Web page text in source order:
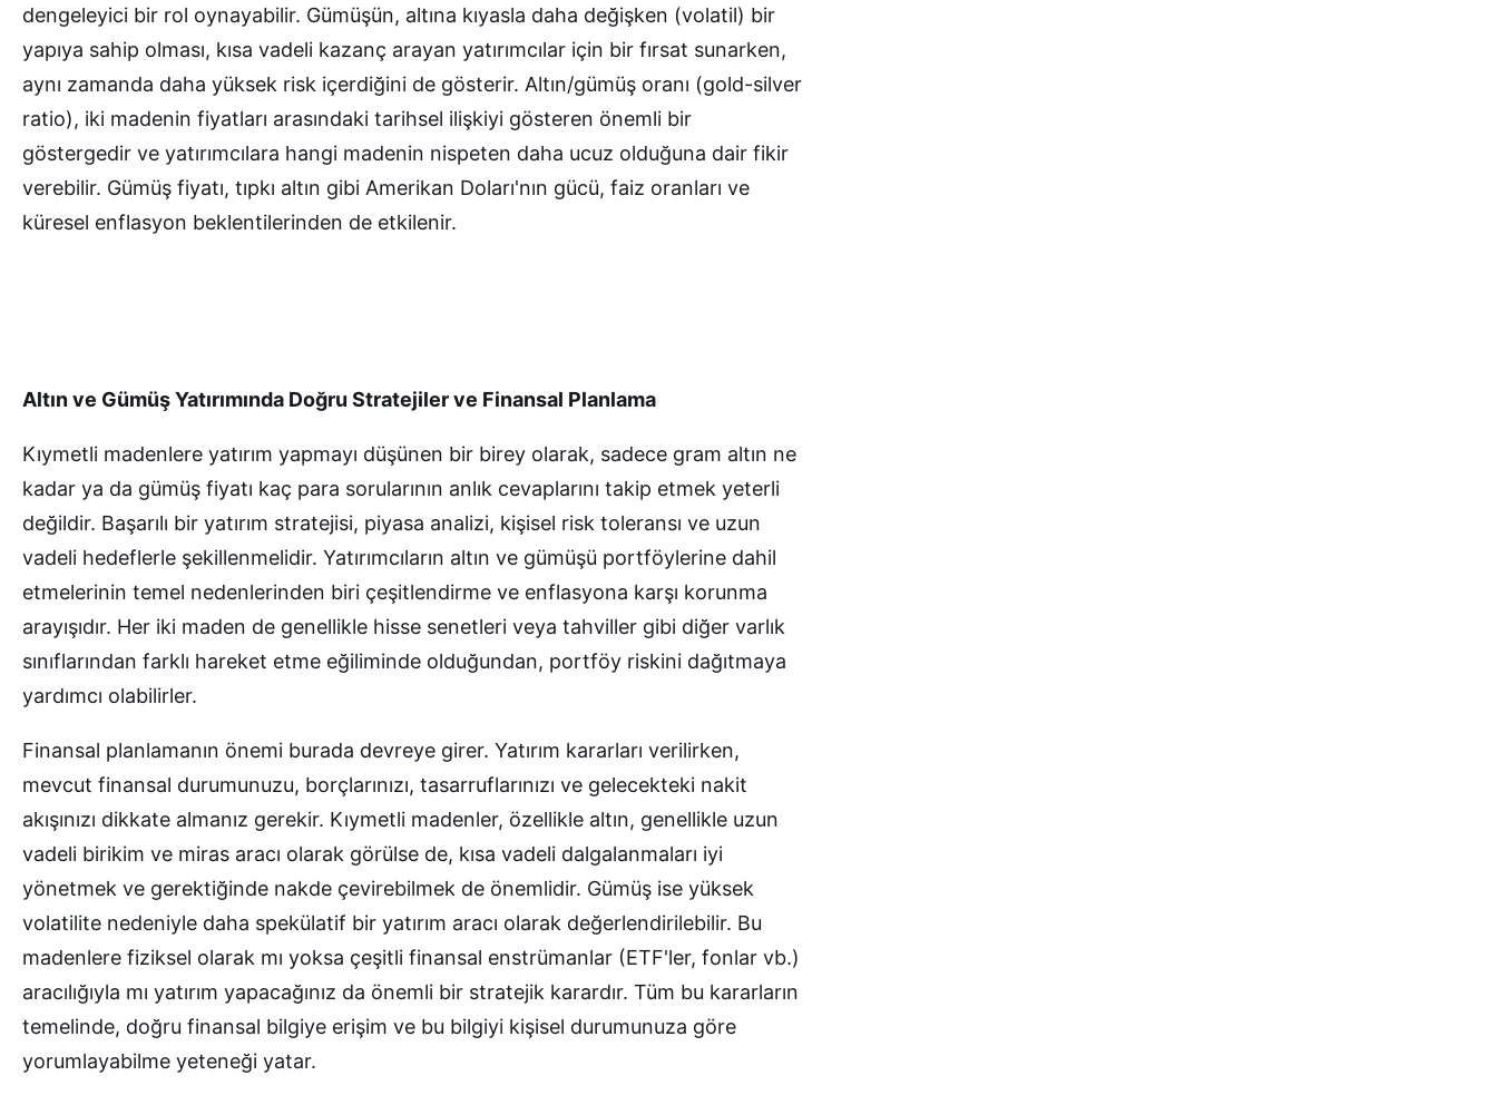
dengeleyici bir rol oynayabilir. Gümüşün, altına kıyasla daha değişken (volatil) bir
yapıya sahip olması, kısa vadeli kazanç arayan yatırımcılar için bir fırsat sunarken,
aynı zamanda daha yüksek risk içerdiğini de gösterir. Altın/gümüş oranı (gold-silver
ratio), iki madenin fiyatları arasındaki tarihsel ilişkiyi gösteren önemli bir
göstergedir ve yatırımcılara hangi madenin nispeten daha ucuz olduğuna dair fikir
verebilir. Gümüş fiyatı, tıpkı altın gibi Amerikan Doları'nın gücü, faiz oranları ve
küresel enflasyon beklentilerinden de etkilenir.
Altın ve Gümüş Yatırımında Doğru Stratejiler ve Finansal Planlama
Kıymetli madenlere yatırım yapmayı düşünen bir birey olarak, sadece gram altın ne
kadar ya da gümüş fiyatı kaç para sorularının anlık cevaplarını takip etmek yeterli
değildir. Başarılı bir yatırım stratejisi, piyasa analizi, kişisel risk toleransı ve uzun
vadeli hedeflerle şekillenmelidir. Yatırımcıların altın ve gümüşü portföylerine dahil
etmelerinin temel nedenlerinden biri çeşitlendirme ve enflasyona karşı korunma
arayışıdır. Her iki maden de genellikle hisse senetleri veya tahviller gibi diğer varlık
sınıflarından farklı hareket etme eğiliminde olduğundan, portföy riskini dağıtmaya
yardımcı olabilirler.
Finansal planlamanın önemi burada devreye girer. Yatırım kararları verilirken,
mevcut finansal durumunuzu, borçlarınızı, tasarruflarınızı ve gelecekteki nakit
akışınızı dikkate almanız gerekir. Kıymetli madenler, özellikle altın, genellikle uzun
vadeli birikim ve miras aracı olarak görülse de, kısa vadeli dalgalanmaları iyi
yönetmek ve gerektiğinde nakde çevirebilmek de önemlidir. Gümüş ise yüksek
volatilite nedeniyle daha spekülatif bir yatırım aracı olarak değerlendirilebilir. Bu
madenlere fiziksel olarak mı yoksa çeşitli finansal enstrümanlar (ETF'ler, fonlar vb.)
aracılığıyla mı yatırım yapacağınız da önemli bir stratejik karardır. Tüm bu kararların
temelinde, doğru finansal bilgiye erişim ve bu bilgiyi kişisel durumunuza göre
yorumlayabilme yeteneği yatar.